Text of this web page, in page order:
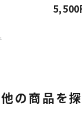
他の商品を